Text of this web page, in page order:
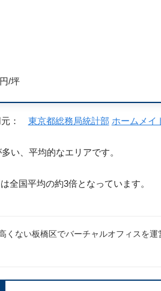
/坪
元： 東京都総務局統計部 ホームメイ
い、平均的なエリアです。
全国平均の約3倍となっています。
くない板橋区でバーチャルオフィスを